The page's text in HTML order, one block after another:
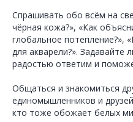
Спрашивать обо всём на
чёрная кожа?», «Как
глобальное потепление?»,
для акварели?».
радостью ответим и
Общаться и знакомиться
единомышленников и
кто тоже обожает белых